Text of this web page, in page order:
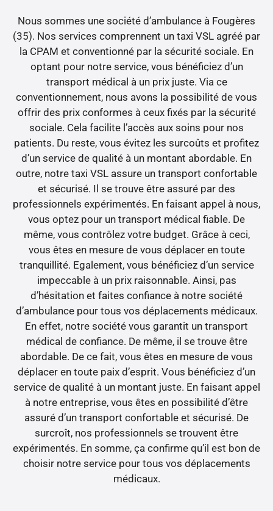
Nous sommes une société d’ambulance à Fougères
(35). Nos services comprennent un taxi VSL agréé par
la CPAM et conventionné par la sécurité sociale. En
optant pour notre service, vous bénéficiez d’un
transport médical à un prix juste. Via ce
conventionnement, nous avons la possibilité de vous
offrir des prix conformes à ceux fixés par la sécurité
sociale. Cela facilite l’accès aux soins pour nos
patients. Du reste, vous évitez les surcoûts et profitez
d’un service de qualité à un montant abordable. En
outre, notre taxi VSL assure un transport confortable
et sécurisé. Il se trouve être assuré par des
professionnels expérimentés. En faisant appel à nous,
vous optez pour un transport médical fiable. De
même, vous contrôlez votre budget. Grâce à ceci,
vous êtes en mesure de vous déplacer en toute
tranquillité. Egalement, vous bénéficiez d’un service
impeccable à un prix raisonnable. Ainsi, pas
d’hésitation et faites confiance à notre société
d’ambulance pour tous vos déplacements médicaux.
En effet, notre société vous garantit un transport
médical de confiance. De même, il se trouve être
abordable. De ce fait, vous êtes en mesure de vous
déplacer en toute paix d’esprit. Vous bénéficiez d’un
service de qualité à un montant juste. En faisant appel
à notre entreprise, vous êtes en possibilité d’être
assuré d’un transport confortable et sécurisé. De
surcroît, nos professionnels se trouvent être
expérimentés. En somme, ça confirme qu’il est bon de
choisir notre service pour tous vos déplacements
médicaux.